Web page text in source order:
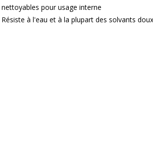
plein écran
nettoyables pour usage interne
Résiste à l'eau et à la plupart des solvants doux